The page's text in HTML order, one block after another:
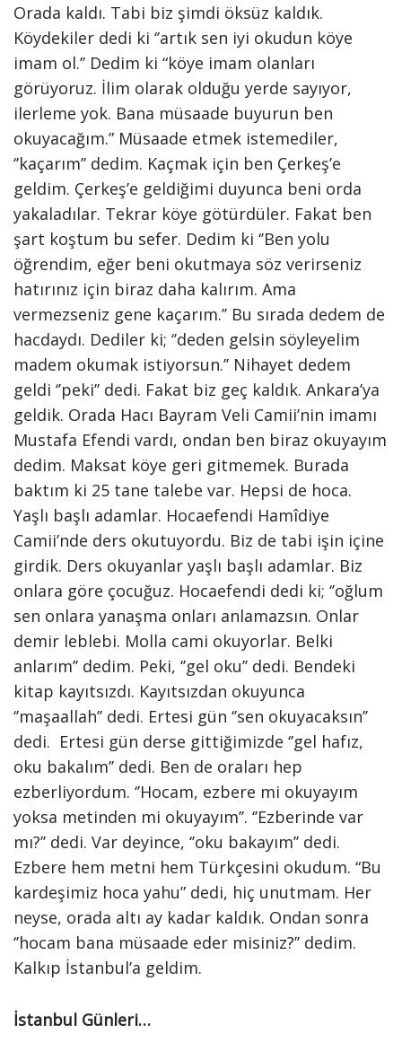
Orada kaldı. Tabi biz şimdi öksüz kaldık.
Köydekiler dedi ki ‘’artık sen iyi okudun köye
imam ol.’’ Dedim ki “köye imam olanları
görüyoruz. İlim olarak olduğu yerde sayıyor,
ilerleme yok. Bana müsaade buyurun ben
okuyacağım.” Müsaade etmek istemediler,
‘’kaçarım’’ dedim. Kaçmak için ben Çerkeş’e
geldim. Çerkeş’e geldiğimi duyunca beni orda
yakaladılar. Tekrar köye götürdüler. Fakat ben
şart koştum bu sefer. Dedim ki ‘’Ben yolu
öğrendim, eğer beni okutmaya söz verirseniz
hatırınız için biraz daha kalırım. Ama
vermezseniz gene kaçarım.’’ Bu sırada dedem de
hacdaydı. Dediler ki; ‘’deden gelsin söyleyelim
madem okumak istiyorsun.’’ Nihayet dedem
geldi ‘’peki’’ dedi. Fakat biz geç kaldık. Ankara’ya
geldik. Orada Hacı Bayram Veli Camii’nin imamı
Mustafa Efendi vardı, ondan ben biraz okuyayım
dedim. Maksat köye geri gitmemek. Burada
baktım ki 25 tane talebe var. Hepsi de hoca.
Yaşlı başlı adamlar. Hocaefendi Hamîdiye
Camii’nde ders okutuyordu. Biz de tabi işin içine
girdik. Ders okuyanlar yaşlı başlı adamlar. Biz
onlara göre çocuğuz. Hocaefendi dedi ki; ‘’oğlum
sen onlara yanaşma onları anlamazsın. Onlar
demir leblebi. Molla cami okuyorlar. Belki
anlarım’’ dedim. Peki, ‘’gel oku’’ dedi. Bendeki
kitap kayıtsızdı. Kayıtsızdan okuyunca
‘’maşaallah’’ dedi. Ertesi gün ‘’sen okuyacaksın’’
dedi. Ertesi gün derse gittiğimizde ‘’gel hafız,
oku bakalım’’ dedi. Ben de oraları hep
ezberliyordum. ‘’Hocam, ezbere mi okuyayım
yoksa metinden mi okuyayım’’. ‘’Ezberinde var
mı?’’ dedi. Var deyince, ‘’oku bakayım’’ dedi.
Ezbere hem metni hem Türkçesini okudum. “Bu
kardeşimiz hoca yahu” dedi, hiç unutmam. Her
neyse, orada altı ay kadar kaldık. Ondan sonra
‘’hocam bana müsaade eder misiniz?’’ dedim.
Kalkıp İstanbul’a geldim.
İstanbul Günleri…